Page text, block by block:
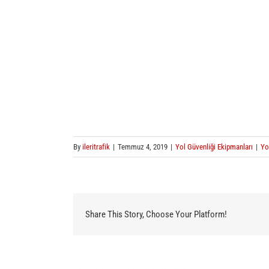
By ileritrafik | Temmuz 4, 2019 | Yol Güvenliği Ekipmanları |
Share This Story, Choose Your Platform!